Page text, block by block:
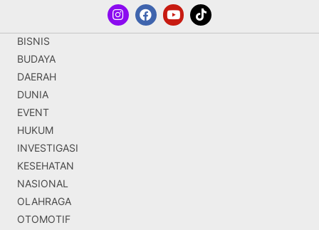
BISNIS
BUDAYA
DAERAH
DUNIA
EVENT
HUKUM
INVESTIGASI
KESEHATAN
NASIONAL
OLAHRAGA
OTOMOTIF